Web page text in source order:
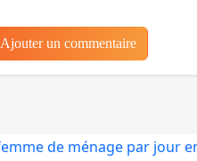
Ajouter un commentaire